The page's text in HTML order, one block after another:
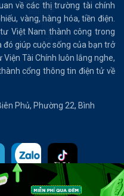
về các thị trường tài chính
vàng, hàng hóa, tiền điện.
Việt Nam thành công trong
giúp cuộc sống của bạn trở
Tài Chính luôn lắng nghe,
cổng thông tin điện tử về
Phủ, Phường 22, Bình